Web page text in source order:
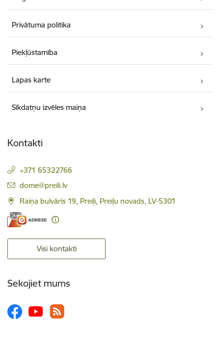
Privātuma politika
Piekļūstamība
Lapas karte
Sīkdatņu izvēles maiņa
Kontakti
+371 65322766
E-pasts:
dome@preili.lv
Raiņa bulvāris 19, Preiļi, Preiļu novads, LV-5301
Visi kontakti
Sekojiet mums